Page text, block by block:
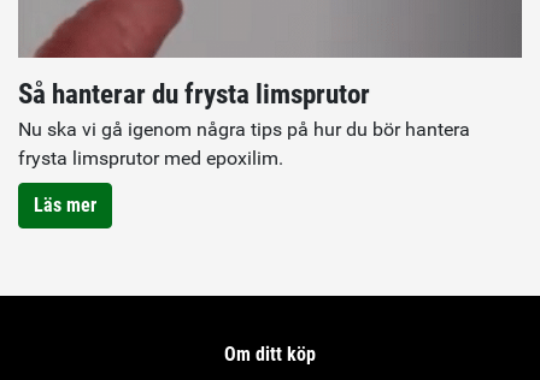
Så hanterar du frysta limsprutor
Nu ska vi gå igenom några tips på hur du bör hantera
frysta limsprutor med epoxilim.
Läs mer
Om ditt köp